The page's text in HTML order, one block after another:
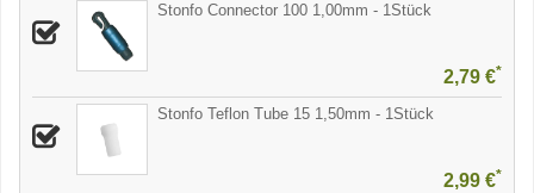
Stonfo Connector 100 1,00mm - 1Stück
2,79 €*
Stonfo Teflon Tube 15 1,50mm - 1Stück
2,99 €*